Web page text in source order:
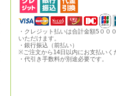
・クレジット払いは合計金額5００
いただけます。
・銀行振込（前払い）
※ご注文から14日以内にお支払いく
・代引き手数料が別途必要です。